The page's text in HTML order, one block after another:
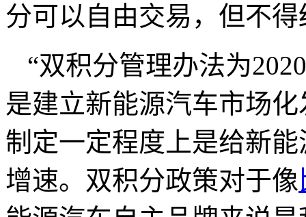
分可以自由交易，但不得
“双积分管理办法为
是建立新能源汽车市场
制定一定程度上是给新
增速。双积分政策对于像